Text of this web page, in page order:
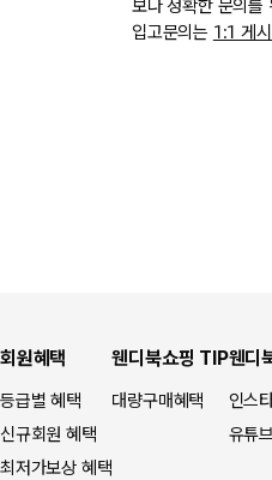
보다 정확한 문의를
입고문의는 1:1 게
회원혜택
등급별 혜택
신규회원 혜택
최저가보상 혜택
웬디북쇼핑 TIP
대량구매혜택
웬디
인스
유튜브